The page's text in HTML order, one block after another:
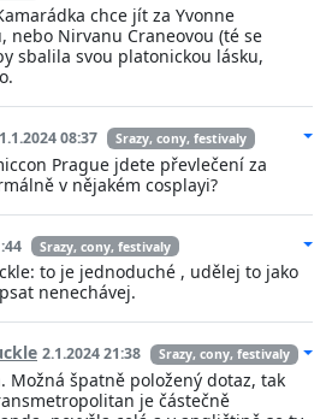
chce jít za Yvonne
nebo Nirvanu Craneovou (té se
sbalila svou platonickou lásku,
08:37 Srazy, cony, festivaly
Prague jdete převlečení za
v nějakém cosplayi?
Srazy, cony, festivaly
to je jednoduché , udělej to jako
nenechávej.
2.1.2024 21:38 Srazy, cony, festivaly
Možná špatně položený dotaz, tak
je částečně